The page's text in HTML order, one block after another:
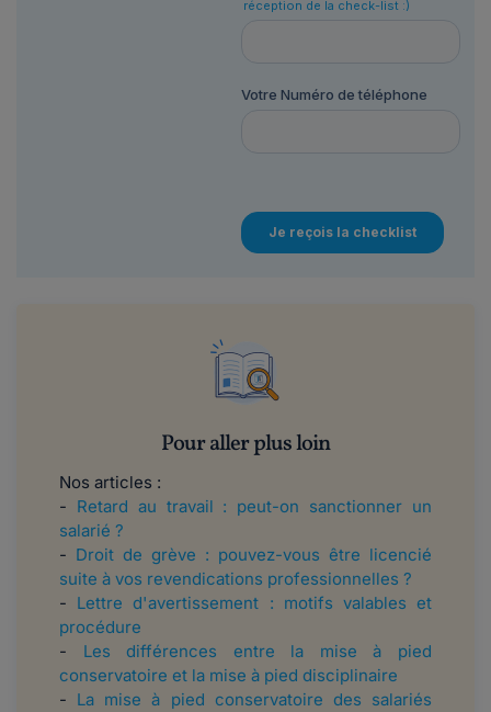
Pour aller plus loin
Nos articles :
- Retard au travail : peut-on sanctionner un
salarié ?
- Droit de grève : pouvez-vous être licencié
suite à vos revendications professionnelles ?
- Lettre d'avertissement : motifs valables et
procédure
- Les différences entre la mise à pied
conservatoire et la mise à pied disciplinaire
- La mise à pied conservatoire des salariés